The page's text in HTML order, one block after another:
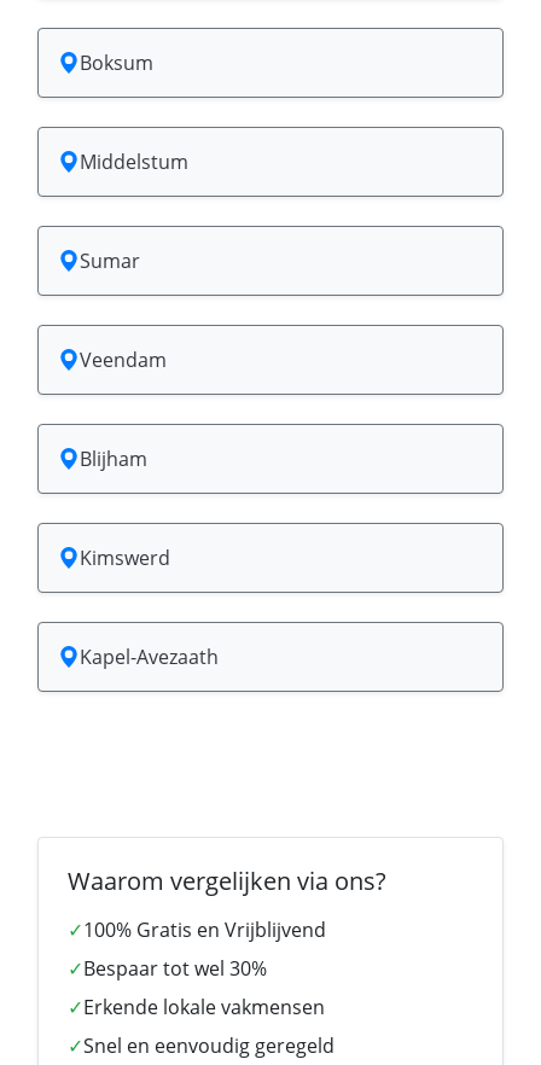
Boksum
Middelstum
Sumar
Veendam
Blijham
Kimswerd
Kapel-Avezaath
Waarom vergelijken via ons?
✓100% Gratis en Vrijblijvend
✓Bespaar tot wel 30%
✓Erkende lokale vakmensen
✓Snel en eenvoudig geregeld